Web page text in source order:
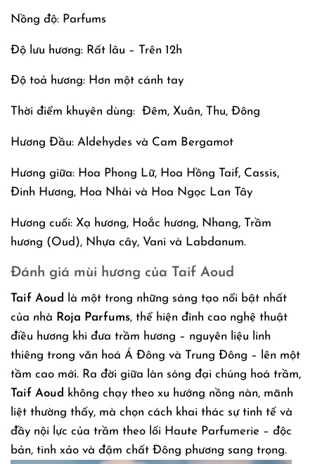
Nồng độ: Parfums
Độ lưu hương: Rất lâu – Trên 12h
Độ toả hương: Hơn một cánh tay
Thời điểm khuyên dùng: Đêm, Xuân, Thu, Đông
Hương Đầu: Aldehydes và Cam Bergamot
Hương giữa: Hoa Phong Lữ, Hoa Hồng Taif, Cassis,
Đinh Hương, Hoa Nhài và Hoa Ngọc Lan Tây
Hương cuối: Xạ hương, Hoắc hương, Nhang, Trầm
hương (Oud), Nhựa cây, Vani và Labdanum.
Đánh giá mùi hương của Taif Aoud
Taif Aoud
là một trong những sáng tạo nổi bật nhất
của nhà Roja Parfums, thể hiện đỉnh cao nghệ thuật
điều hương khi đưa trầm hương – nguyên liệu linh
thiêng trong văn hoá Á Đông và Trung Đông – lên một
tầm cao mới. Ra đời giữa làn sóng đại chúng hoá trầm,
Taif Aoud
không chạy theo xu hướng nồng nàn, mãnh
liệt thường thấy, mà chọn cách khai thác sự tinh tế và
đầy nội lực của trầm theo lối Haute Parfumerie – độc
bản, tinh xảo và đậm chất Đông phương sang trọng.